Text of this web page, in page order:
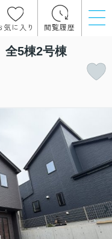
気に入り 閲覧履歴
5棟2号棟